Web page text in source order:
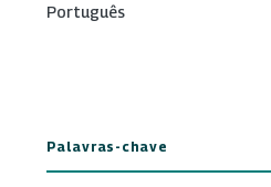
Português
Palavras-chave